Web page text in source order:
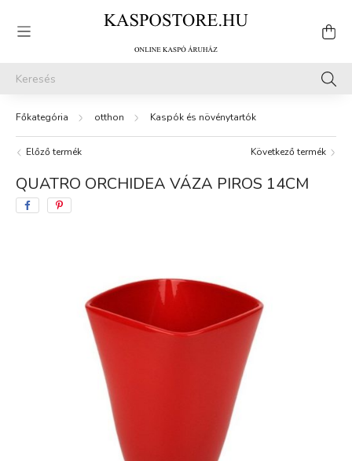
otthon Kaspók és növénytartók
Előző termék Következő termék
QUATRO ORCHIDEA VÁZA PIROS 14CM